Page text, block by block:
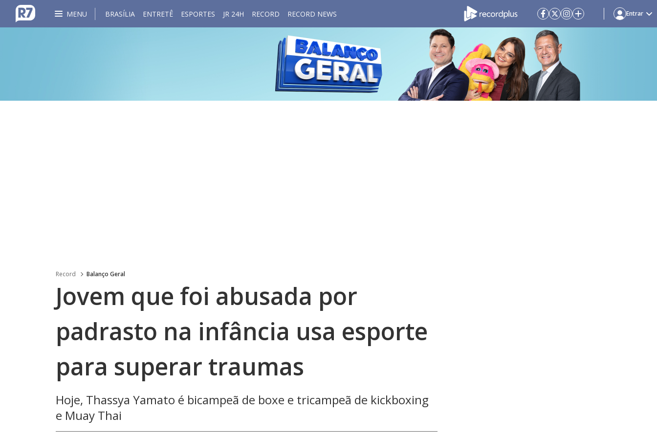
MENU BRASÍLIA ENTRETÊ ESPORTES JR 24H RECORD RECORD NEWS Entrar
Record Balanço Geral
Jovem que foi abusada por
padrasto na infância usa esporte
para superar traumas
Hoje, Thassya Yamato é bicampeã de boxe e tricampeã de kickboxing
e Muay Thai